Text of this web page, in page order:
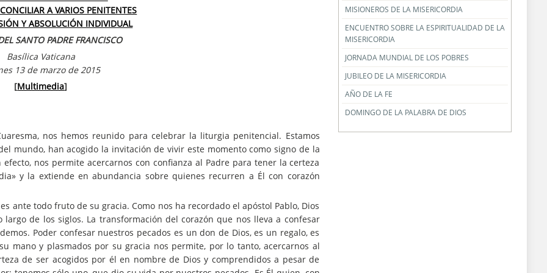
A VARIOS PENITENTES
Y ABSOLUCIÓN INDIVIDUAL
SANTO PADRE FRANCISCO
Basílica Vaticana
13 de marzo de 2015
[Multimedia]
nos hemos reunido para celebrar la liturgia penitencial. Estamos
mundo, han acogido la invitación de vivir este momento como signo de la
nos permite acercarnos con confianza al Padre para tener la certeza
y la extiende en abundancia sobre quienes recurren a Él con corazón
ante todo fruto de su gracia. Como nos ha recordado el apóstol Pablo, Dios
de los siglos. La transformación del corazón que nos lleva a confesar
Poder confesar nuestros pecados es un don de Dios, es un regalo, es
mano y plasmados por su gracia nos permite, por lo tanto, acercarnos al
de ser acogidos por él en nombre de Dios y comprendidos a pesar de
MISIONEROS DE LA MISERICORDIA
ENCUENTRO SOBRE LA ESPIRITUALIDAD DE LA
MISERICORDIA
JORNADA MUNDIAL DE LOS POBRES
JUBILEO DE LA MISERICORDIA
AÑO DE LA FE
DOMINGO DE LA PALABRA DE DIOS